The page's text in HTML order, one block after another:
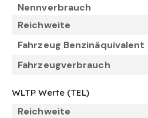
Nennverbrauch
Reichweite
Fahrzeug Benzinäquivalent
Fahrzeugverbrauch
WLTP Werte (TEL)
Reichweite